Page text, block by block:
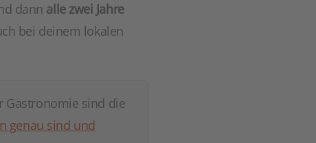
dann alle zwei Jahre
bei deinem lokalen
Gastronomie sind die
genau sind und